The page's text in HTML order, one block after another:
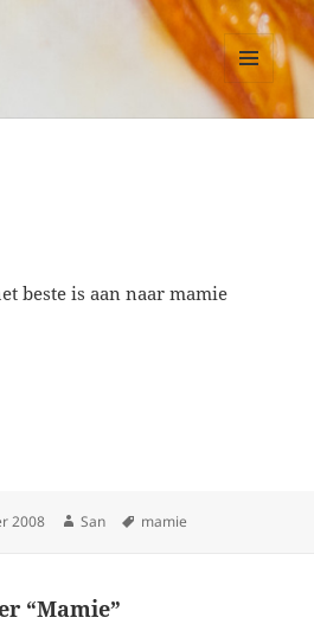
MENU
EN
beste is aan naar mamie
2008 Auteur
San Tags
mamie
“Mamie”